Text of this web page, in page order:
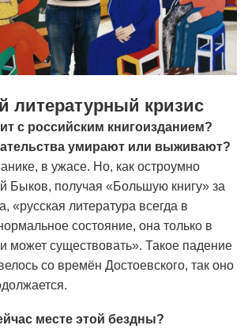
литературный кризис
с российским книгоизданием?
умирают или выживают?
в ужасе. Но, как остроумно
Быков, получая «Большую книгу» за
«русская литература всегда в
состояние, она только в
может существовать». Такое падение
со времён Достоевского, так оно
месте этой бездны?